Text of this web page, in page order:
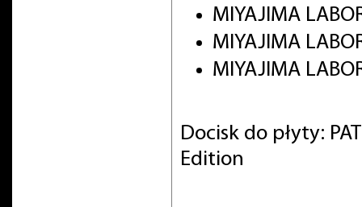
MIYAJIMA
MIYAJIMA
MIYAJIMA
Docisk do płyty:
Edition